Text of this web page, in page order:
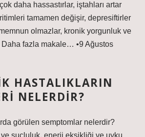
daha hassastırlar, iştahları artar
tamamen değişir, depresiftirler
olmazlar, kronik yorgunluk ve
fazla makale… •9 Ağustos
HASTALIKLARIN
NELERDIR?
görülen semptomlar nelerdir?
ve suçluluk, enerji eksikliği ve uyku